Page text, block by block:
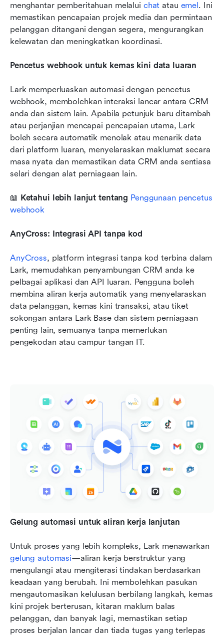
menghantar pemberitahuan melalui chat atau emel. Ini
memastikan pencapaian projek media dan permintaan
pelanggan ditangani dengan segera, mengurangkan
kelewatan dan meningkatkan koordinasi.
Pencetus webhook untuk kemas kini data luaran
Lark memperluaskan automasi dengan pencetus
webhook, membolehkan interaksi lancar antara CRM
anda dan sistem lain. Apabila petunjuk baru ditambah
atau perjanjian mencapai pencapaian utama, Lark
boleh secara automatik menolak atau menarik data
dari platform luaran, menyelaraskan maklumat secara
masa nyata dan memastikan data CRM anda sentiasa
selari dengan alat perniagaan lain.
📖 Ketahui lebih lanjut tentang Penggunaan pencetus
webhook
AnyCross: Integrasi API tanpa kod
AnyCross, platform integrasi tanpa kod terbina dalam
Lark, memudahkan penyambungan CRM anda ke
pelbagai aplikasi dan API luaran. Pengguna boleh
membina aliran kerja automatik yang menyelaraskan
data pelanggan, kemas kini transaksi, atau tiket
sokongan antara Lark Base dan sistem perniagaan
penting lain, semuanya tanpa memerlukan
pengekodan atau campur tangan IT.
Gelung automasi untuk aliran kerja lanjutan
gelung automasi—aliran kerja berstruktur yang
mengulangi atau mengiterasi tindakan berdasarkan
keadaan yang berubah. Ini membolehkan pasukan
mengautomasikan kelulusan berbilang langkah, kemas
kini projek berterusan, kitaran maklum balas
pelanggan, dan banyak lagi, memastikan setiap
proses berjalan lancar dan tiada tugas yang terlepas